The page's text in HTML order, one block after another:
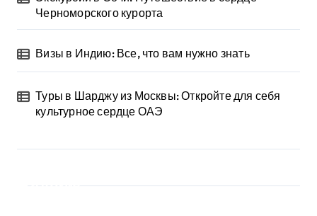
Черноморского курорта
Визы в Индию: Все, что вам нужно знать
Туры в Шарджу из Москвы: Откройте для себя
культурное сердце ОАЭ